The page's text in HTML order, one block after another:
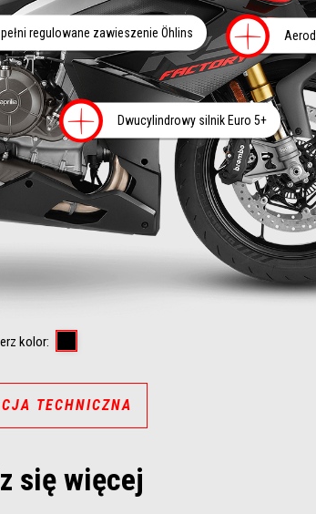
Więcej
Dwucylindrowy silnik Euro 5+
informacji na
regulowane zawieszenie Öhlins
kolor:
TECHNICZNA
się więcej